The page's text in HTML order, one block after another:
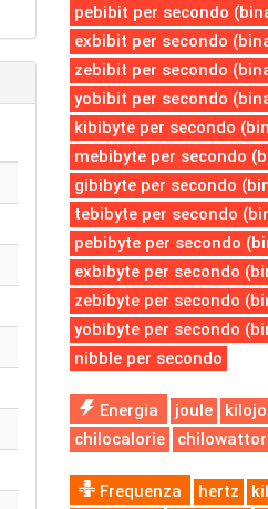
pebibit per secondo
exbibit per secondo
zebibit per secondo
yobibit per secondo
kibibyte per secondo
mebibyte per secondo
gibibyte per secondo
tebibyte per secondo
pebibyte per secondo
exbibyte per secondo
zebibyte per secondo
yobibyte per secondo
nibble per secondo
Energia joule
chilocalorie
Frequenza hertz